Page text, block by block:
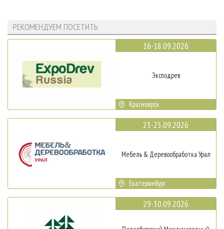
РЕКОМЕНДУЕМ ПОСЕТИТЬ
16-18.09.2026
Эксподрев
Красноярск
23-25.09.2026
Мебель & Деревообработка Урал
Екатеринбург
29-30.09.2026